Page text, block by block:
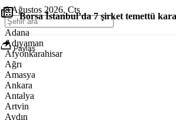
8 Ağustos 2026, Cts
Adana
Adıyaman
Afyonkarahisar
Ağrı
Amasya
Ankara
Antalya
Artvin
Aydın
Borsa İstanbul’da 7 şirket temettü
Paylaş